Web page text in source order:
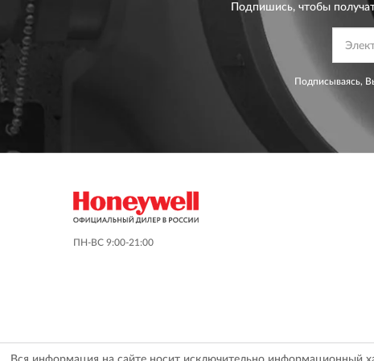
Подпишись, чтобы
Подписываясь,
ПН-ВС 9:00-21:00